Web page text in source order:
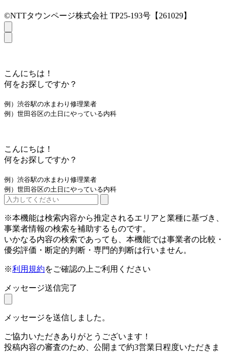
©NTTタウンページ株式会社 TP25-193号【261029】
こんにちは！
何をお探しですか？
例）渋谷駅の水まわり修理業者
例）世田谷区の土日にやっている内科
こんにちは！
何をお探しですか？
例）渋谷駅の水まわり修理業者
例）世田谷区の土日にやっている内科
※本機能は検索内容から推定されるエリアと業種に基づき、
事業者情報の検索を補助するものです。
いかなる内容の検索であっても、本機能では事業者の比較・
優劣評価・断定的判断・専門的判断は行いません。
※利用規約をご確認の上ご利用ください
メッセージ送信完了
メッセージを送信しました。
ご協力いただきありがとうございます！
投稿内容の審査のため、公開まで約3営業日程度いただきま